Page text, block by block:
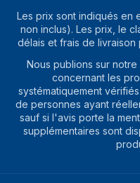
Les prix sont indiqués en
non inclus). Les prix, le
délais et frais de
Nous publions sur
concernant les
systématiquement
de personnes ayant
sauf si l'avis porte la
supplémentaires sont